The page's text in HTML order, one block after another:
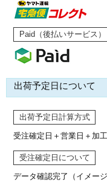
Paid（後払いサービス）
出荷予定日について
出荷予定日計算方式
受注確定日＋営業日＋加
受注確定日について
データ確認完了（イメー